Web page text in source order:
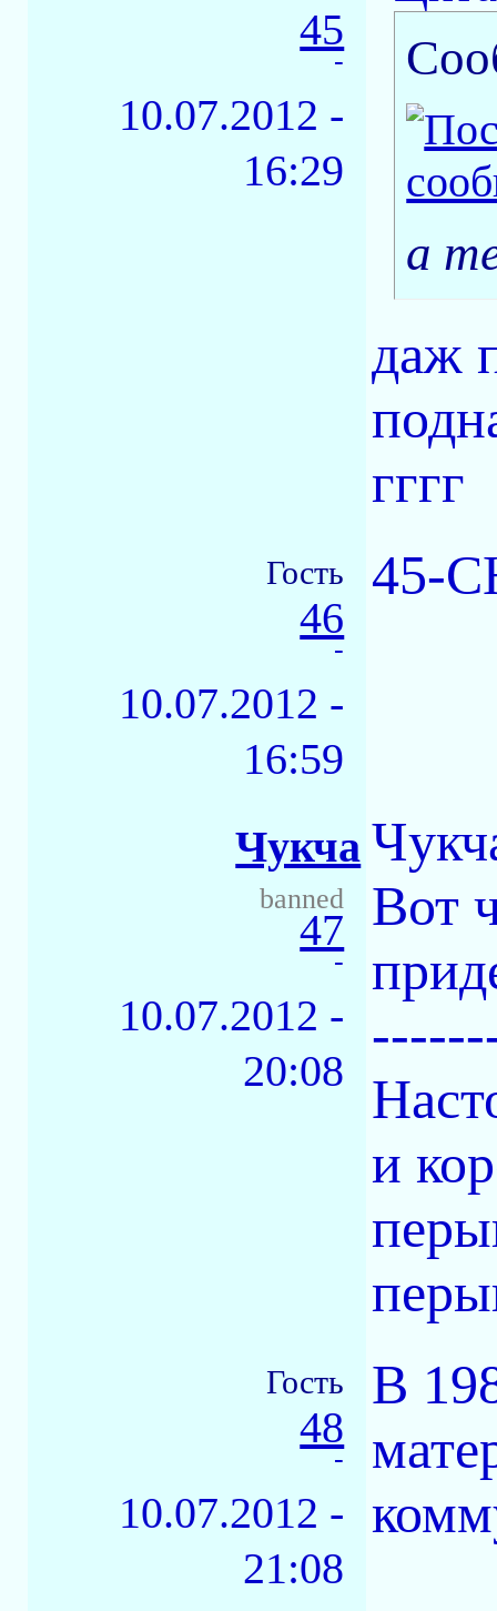
45
-
10.07.2012 -
16:29
а
даж
гггг
Гость
46
-
10.07.2012 -
16:59
45-
Чукча
banned
47
-
10.07.2012 -
20:08
Вот
и
Гость
48
-
10.07.2012 -
21:08
В